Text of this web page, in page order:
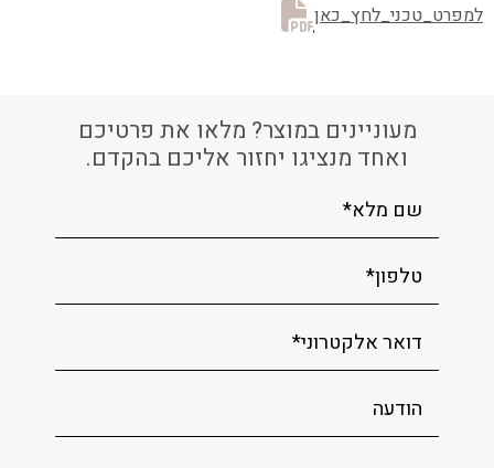
למפרט_טכני_לחץ_כאן
מעוניינים במוצר? מלאו את פרטיכם
ואחד מנציגו יחזור אליכם בהקדם.